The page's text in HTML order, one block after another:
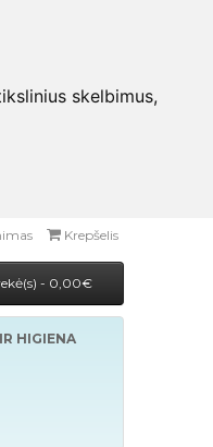
skelbimus,
Krepšelis
- 0,00€
HIGIENA